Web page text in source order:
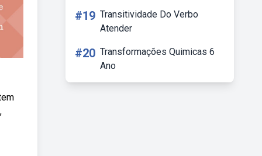
#19 Transitividade Do Verbo
Atender
#20 Transformações Quimicas 6
Ano